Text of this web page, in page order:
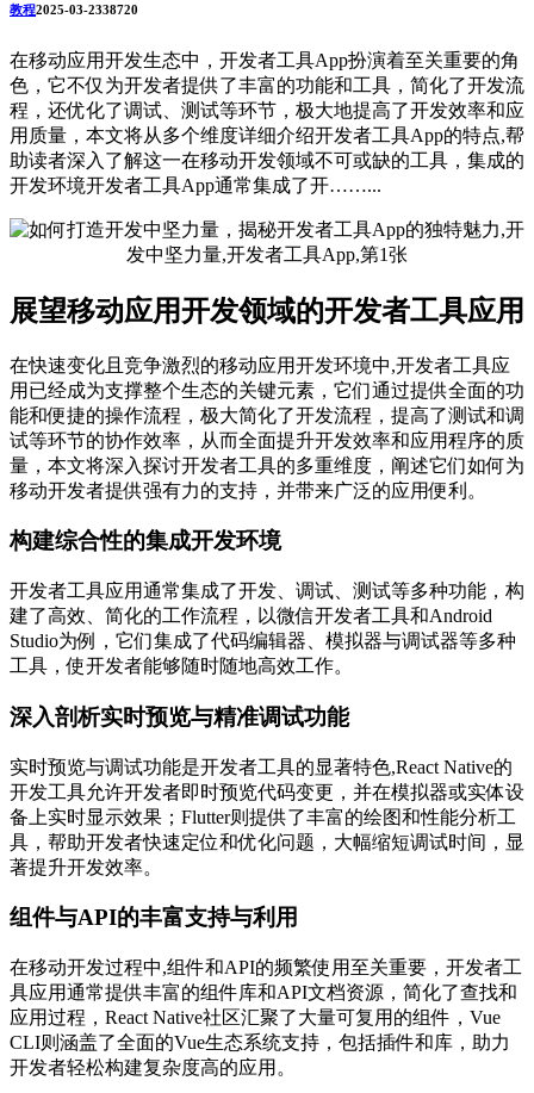
教程2025-03-2338720
在移动应用开发生态中，开发者工具App扮演着至关重要的角
色，它不仅为开发者提供了丰富的功能和工具，简化了开发流
程，还优化了调试、测试等环节，极大地提高了开发效率和应
用质量，本文将从多个维度详细介绍开发者工具App的特点,帮
助读者深入了解这一在移动开发领域不可或缺的工具，集成的
开发环境开发者工具App通常集成了开……...
展望移动应用开发领域的开发者工具应用
在快速变化且竞争激烈的移动应用开发环境中,开发者工具应
用已经成为支撑整个生态的关键元素，它们通过提供全面的功
能和便捷的操作流程，极大简化了开发流程，提高了测试和调
试等环节的协作效率，从而全面提升开发效率和应用程序的质
量，本文将深入探讨开发者工具的多重维度，阐述它们如何为
移动开发者提供强有力的支持，并带来广泛的应用便利。
构建综合性的集成开发环境
开发者工具应用通常集成了开发、调试、测试等多种功能，构
建了高效、简化的工作流程，以微信开发者工具和Android
Studio为例，它们集成了代码编辑器、模拟器与调试器等多种
工具，使开发者能够随时随地高效工作。
深入剖析实时预览与精准调试功能
实时预览与调试功能是开发者工具的显著特色,React Native的
开发工具允许开发者即时预览代码变更，并在模拟器或实体设
备上实时显示效果；Flutter则提供了丰富的绘图和性能分析工
具，帮助开发者快速定位和优化问题，大幅缩短调试时间，显
著提升开发效率。
组件与API的丰富支持与利用
在移动开发过程中,组件和API的频繁使用至关重要，开发者工
具应用通常提供丰富的组件库和API文档资源，简化了查找和
应用过程，React Native社区汇聚了大量可复用的组件，Vue
CLI则涵盖了全面的Vue生态系统支持，包括插件和库，助力
开发者轻松构建复杂度高的应用。